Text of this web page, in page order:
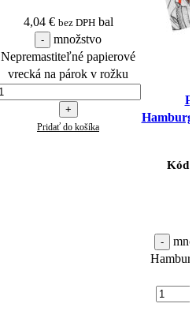
4,04 € bez DPH bal
množstvo
Nepremastiteľné papierové
vrecká na párok v rožku
Pridať do košíka
Kód